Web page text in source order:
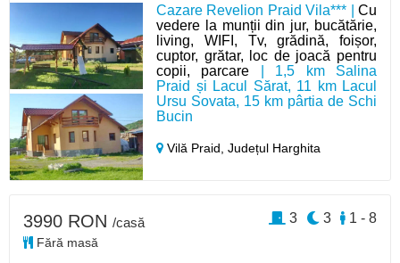
Cazare Revelion Praid Vila*** | Cu
vedere la munții din jur, bucătărie,
living, WIFI, Tv, grădină, foișor,
cuptor, grătar, loc de joacă pentru
copii, parcare | 1,5 km Salina
Praid și Lacul Sărat, 11 km Lacul
Ursu Sovata, 15 km pârtia de Schi
Bucin
Vilă Praid,Județul Harghita
3990 RON /casă
Fără masă
1 - 8
3
3